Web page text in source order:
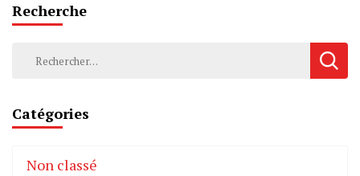
Recherche
Rechercher :
Catégories
Non classé